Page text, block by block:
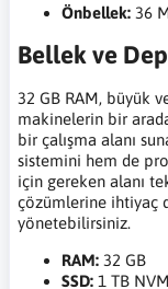
Önbellek: 36
Bellek ve
32 GB RAM, büyük
makinelerin bir
bir çalışma alanı
sistemini hem de
için gereken alanı
çözümlerine ihtiyaç
yönetebilirsiniz.
RAM: 32 GB
SSD: 1 TB